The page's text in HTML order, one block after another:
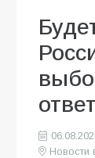
ответ
Новости